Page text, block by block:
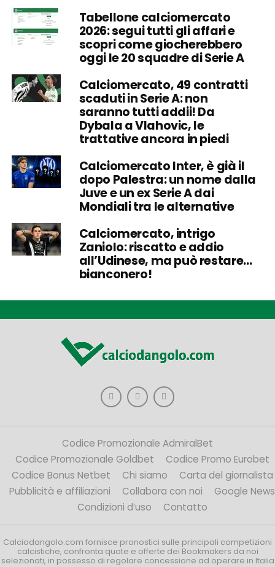
Tabellone calciomercato
2026: segui tutti gli affari e
scopri come giocherebbero
oggi le 20 squadre di Serie A
Calciomercato, 49 contratti
scaduti in Serie A: non
saranno tutti addii! Da
Dybala a Vlahovic, le
trattative ancora in piedi
Calciomercato Inter, è già il
dopo Palestra: un nome dalla
Juve e un ex Serie A dai
Mondiali tra le alternative
Calciomercato, intrigo
Zaniolo: riscatto e addio
all’Udinese, ma può restare…
bianconero!
Codice Promozionale AdmiralBet
Codice Promozionale Goldbet
Codice Promo Eurobet
Codice Bonus Netbet
Chi siamo
Carta del giornalista
Pubblicità e affiliazioni
Collabora con noi
Google News
Condizioni d’uso
Contatto
Calciodangolo.com fornisce pronostici sulle principali competizioni
calcistiche, confronta quote e offerte dei Bookmakers da noi
selezionati, in possesso di regolare concessione ad operare in Italia